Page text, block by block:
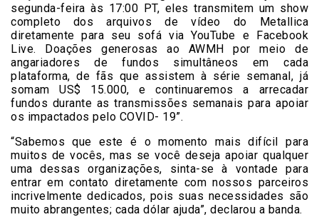
segunda-feira às 17:00 PT, eles transmitem um show
completo dos arquivos de vídeo do Metallica
diretamente para seu sofá via YouTube e Facebook
Live. Doações generosas ao AWMH por meio de
angariadores de fundos simultâneos em cada
plataforma, de fãs que assistem à série semanal, já
somam US$ 15.000, e continuaremos a arrecadar
fundos durante as transmissões semanais para apoiar
os impactados pelo COVID- 19”.
“Sabemos que este é o momento mais difícil para
muitos de vocês, mas se você deseja apoiar qualquer
uma dessas organizações, sinta-se à vontade para
entrar em contato diretamente com nossos parceiros
incrivelmente dedicados, pois suas necessidades são
muito abrangentes; cada dólar ajuda”, declarou a banda.